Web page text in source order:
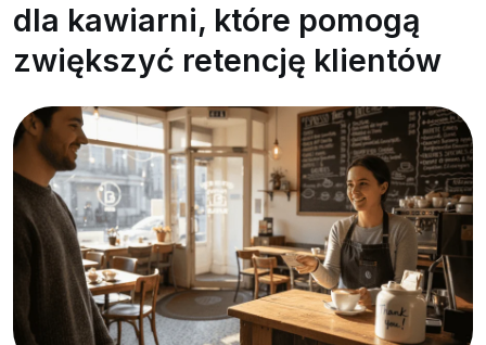
dla kawiarni, które pomogą
zwiększyć retencję klientów